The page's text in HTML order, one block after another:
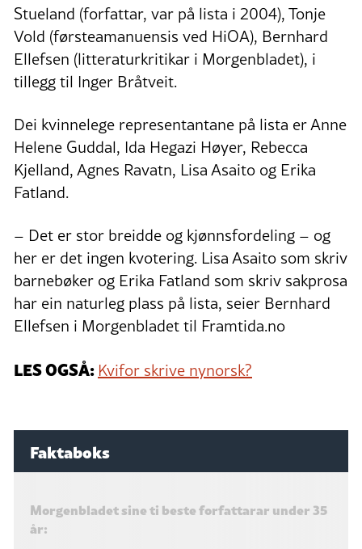
Stueland (forfattar, var på lista i 2004), Tonje
Vold (førsteamanuensis ved HiOA), Bernhard
Ellefsen (litteraturkritikar i Morgenbladet), i
tillegg til Inger Bråtveit.
Dei kvinnelege representantane på lista er Anne
Helene Guddal, Ida Hegazi Høyer, Rebecca
Kjelland, Agnes Ravatn, Lisa Asaito og Erika
Fatland.
– Det er stor breidde og kjønnsfordeling – og
her er det ingen kvotering. Lisa Asaito som skriv
barnebøker og Erika Fatland som skriv sakprosa
har ein naturleg plass på lista, seier Bernhard
Ellefsen i Morgenbladet til Framtida.no
LES OGSÅ: Kvifor skrive nynorsk?
Faktaboks
Morgenbladet sine ti beste forfattarar under 35
år: